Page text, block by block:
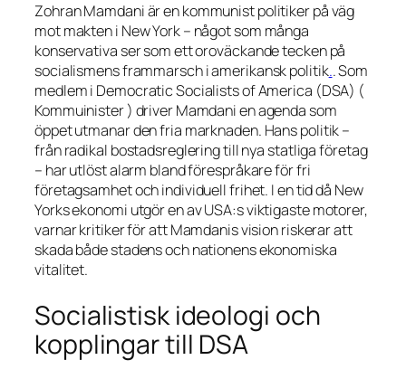
Zohran Mamdani är en kommunist politiker på väg
mot makten i New York – något som många
konservativa ser som ett oroväckande tecken på
socialismens frammarsch i amerikansk politik.. Som
medlem i Democratic Socialists of America (DSA) (
Kommuinister ) driver Mamdani en agenda som
öppet utmanar den fria marknaden. Hans politik –
från radikal bostadsreglering till nya statliga företag
– har utlöst alarm bland förespråkare för fri
företagsamhet och individuell frihet. I en tid då New
Yorks ekonomi utgör en av USA:s viktigaste motorer,
varnar kritiker för att Mamdanis vision riskerar att
skada både stadens och nationens ekonomiska
vitalitet.
Socialistisk ideologi och
kopplingar till DSA